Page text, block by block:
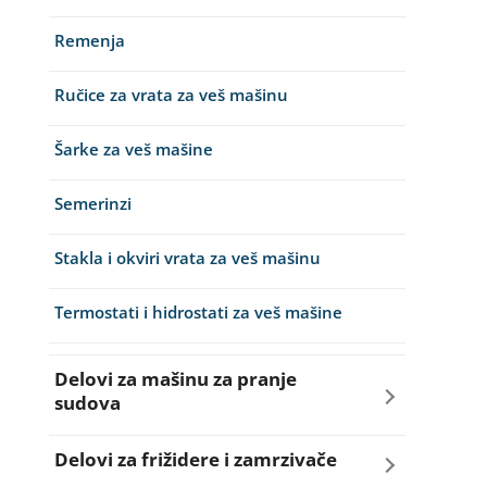
Remenja
Ručice za vrata za veš mašinu
Šarke za veš mašine
Semerinzi
Stakla i okviri vrata za veš mašinu
Termostati i hidrostati za veš mašine
Delovi za mašinu za pranje
sudova
Creva za sudo mašine
Delovi za frižidere i zamrzivače